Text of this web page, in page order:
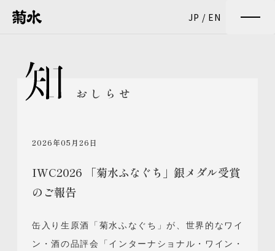
JP / EN
おしらせ
2026年05月26日
IWC2026 「菊水ふなぐち」銀メダル受賞
のご報告
缶入り生原酒「菊水ふなぐち」が、世界的なワイ
ン・酒の品評会「インターナショナル・ワイン・